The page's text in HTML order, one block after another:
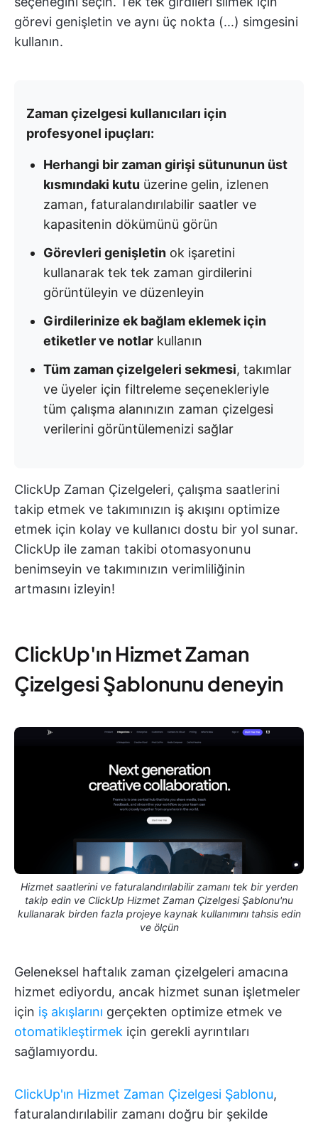
görevi genişletin ve aynı üç nokta (...) simgesini
kullanın.
Zaman çizelgesi kullanıcıları için
profesyonel ipuçları:
Herhangi bir zaman girişi sütununun üst
kısmındaki kutu üzerine gelin, izlenen
zaman, faturalandırılabilir saatler ve
kapasitenin dökümünü görün
Görevleri genişletin ok işaretini
kullanarak tek tek zaman girdilerini
görüntüleyin ve düzenleyin
Girdilerinize ek bağlam eklemek için
etiketler ve notlar kullanın
Tüm zaman çizelgeleri sekmesi, takımlar
ve üyeler için filtreleme seçenekleriyle
tüm çalışma alanınızın zaman çizelgesi
verilerini görüntülemenizi sağlar
ClickUp Zaman Çizelgeleri, çalışma saatlerini
takip etmek ve takımınızın iş akışını optimize
etmek için kolay ve kullanıcı dostu bir yol sunar.
ClickUp ile zaman takibi otomasyonunu
benimseyin ve takımınızın verimliliğinin
artmasını izleyin!
ClickUp'ın Hizmet Zaman
Çizelgesi Şablonunu deneyin
Hizmet saatlerini ve faturalandırılabilir zamanı tek bir yerden
takip edin ve ClickUp Hizmet Zaman Çizelgesi Şablonu'nu
kullanarak birden fazla projeye kaynak kullanımını tahsis edin
ve ölçün
Geleneksel haftalık zaman çizelgeleri amacına
hizmet ediyordu, ancak hizmet sunan işletmeler
için iş akışlarını gerçekten optimize etmek ve
otomatikleştirmek için gerekli ayrıntıları
sağlamıyordu.
ClickUp'ın Hizmet Zaman Çizelgesi Şablonu,
faturalandırılabilir zamanı doğru bir şekilde